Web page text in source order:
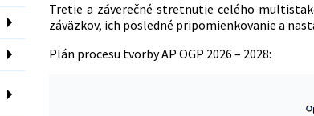
Tretie a záverečné stretnutie celého
záväzkov, ich posledné pripomienkovanie a
Plán procesu tvorby AP OGP 2026 – 2028: